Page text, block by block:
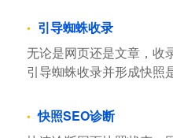
引导蜘蛛收录
无论是网页还是文章，收
引导蜘蛛收录并形成快照
快照SEO诊断